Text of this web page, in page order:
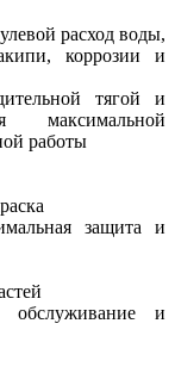
расход воды,
коррозии и
тягой и
работы
защита и
обслуживание и